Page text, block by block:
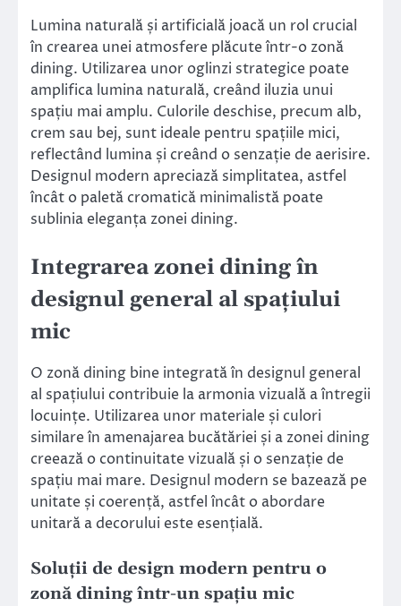
Lumina naturală și artificială joacă un rol crucial
în crearea unei atmosfere plăcute într-o zonă
dining. Utilizarea unor oglinzi strategice poate
amplifica lumina naturală, creând iluzia unui
spațiu mai amplu. Culorile deschise, precum alb,
crem sau bej, sunt ideale pentru spațiile mici,
reflectând lumina și creând o senzație de aerisire.
Designul modern apreciază simplitatea, astfel
încât o paletă cromatică minimalistă poate
sublinia eleganța zonei dining.
Integrarea zonei dining în
designul general al spațiului
mic
O zonă dining bine integrată în designul general
al spațiului contribuie la armonia vizuală a întregii
locuințe. Utilizarea unor materiale și culori
similare în amenajarea bucătăriei și a zonei dining
creează o continuitate vizuală și o senzație de
spațiu mai mare. Designul modern se bazează pe
unitate și coerență, astfel încât o abordare
unitară a decorului este esențială.
Soluții de design modern pentru o
zonă dining într-un spațiu mic